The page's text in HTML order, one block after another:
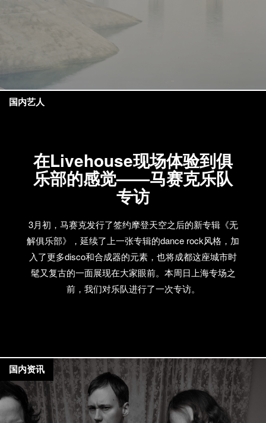
在Livehouse现场体验到俱
乐部的感觉——马赛克乐队
专访
3月初，马赛克发行了签约摩登天空之后的新专辑《无
解俱乐部》，延续了上一张专辑的dance rock风格，加
入了更多disco和合成器的元素，也将成都这座城市时
髦又复古的一面展现在大家眼前。本周日上海专场之
前，我们对乐队进行了一次专访。
国内艺人
国内资讯